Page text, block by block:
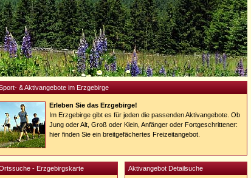
& Aktivangebote im Erzgebirge
Erleben Sie das Erzgebirge!
Im Erzgebirge gibt es für jeden die passenden Aktivangebote. Ob
Jung oder Alt, Groß oder Klein, Anfänger oder Fortgeschrittener:
hier finden Sie ein breitgefächertes Freizeitangebot.
- Erzgebirgskarte Aktivangebot Detailsuche